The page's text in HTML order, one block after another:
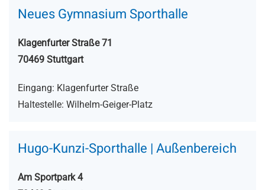
Neues Gymnasium Sporthalle
Klagenfurter Straße 71
70469 Stuttgart
Eingang: Klagenfurter Straße
Haltestelle: Wilhelm-Geiger-Platz
Hugo-Kunzi-Sporthalle | Außenbereich
Am Sportpark 4